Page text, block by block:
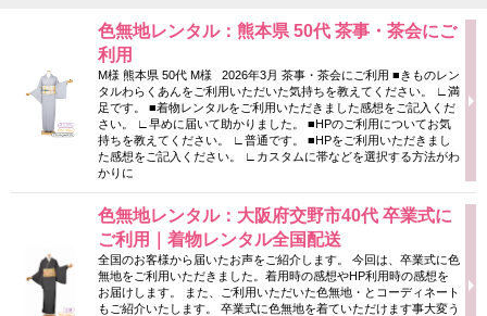
色無地レンタル：熊本県 50代 茶事・茶会にご
利用
M様 熊本県 50代 M様 2026年3月 茶事・茶会にご利用 ■きものレン
タルわらくあんをご利用いただいた気持ちを教えてください。 ∟満
足です。 ■着物レンタルをご利用いただきました感想をご記入くだ
さい。 ∟早めに届いて助かりました。 ■HPのご利用についてお気
持ちを教えてください。 ∟普通です。 ■HPをご利用いただきまし
た感想をご記入ください。 ∟カスタムに帯などを選択する方法がわ
かりに
色無地レンタル：大阪府交野市40代 卒業式に
ご利用｜着物レンタル全国配送
全国のお客様から届いたお声をご紹介します。 今回は、卒業式に色
無地をご利用いただきました。着用時の感想やHP利用時の感想を
お届けします。 また、ご利用いただいた色無地・とコーディネート
もご紹介いたします。 卒業式に色無地を着ていただけます事大変う